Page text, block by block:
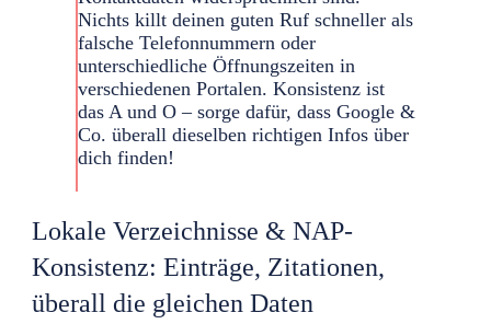
Nichts killt deinen guten Ruf schneller als
falsche Telefonnummern oder
unterschiedliche Öffnungszeiten in
verschiedenen Portalen. Konsistenz ist
das A und O – sorge dafür, dass Google &
Co. überall dieselben richtigen Infos über
dich finden!
Lokale Verzeichnisse & NAP-
Konsistenz: Einträge, Zitationen,
überall die gleichen Daten